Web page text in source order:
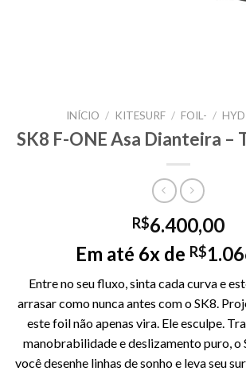
INÍCIO / KITESURF / FOIL- /
SK8 F-ONE Asa Dianteira –
R$6.400,00
Em até 6x de R$
Entre no seu fluxo, sinta cada curva e
arrasar como nunca antes com o SK8.
este foil não apenas vira. Ele esculpe.
manobrabilidade e deslizamento puro, o
você desenhe linhas de sonho e leva seu